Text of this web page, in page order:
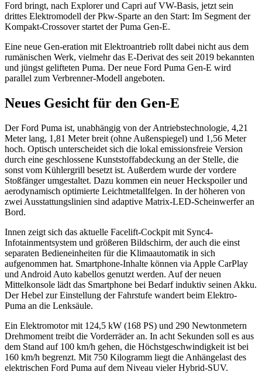
Ford bringt, nach Explorer und Capri auf VW-Basis, jetzt sein
drittes Elektromodell der Pkw-Sparte an den Start: Im Segment der
Kompakt-Crossover startet der Puma Gen-E.
Eine neue Gen-eration mit Elektroantrieb rollt dabei nicht aus dem
rumänischen Werk, vielmehr das E-Derivat des seit 2019 bekannten
und jüngst gelifteten Puma. Der neue Ford Puma Gen-E wird
parallel zum Verbrenner-Modell angeboten.
Neues Gesicht für den Gen-E
Der Ford Puma ist, unabhängig von der Antriebstechnologie, 4,21
Meter lang, 1,81 Meter breit (ohne Außenspiegel) und 1,56 Meter
hoch. Optisch unterscheidet sich die lokal emissionsfreie Version
durch eine geschlossene Kunststoffabdeckung an der Stelle, die
sonst vom Kühlergrill besetzt ist. Außerdem wurde der vordere
Stoßfänger umgestaltet. Dazu kommen ein neuer Heckspoiler und
aerodynamisch optimierte Leichtmetallfelgen. In der höheren von
zwei Ausstattungslinien sind adaptive Matrix-LED-Scheinwerfer an
Bord.
Innen zeigt sich das aktuelle Facelift-Cockpit mit Sync4-
Infotainmentsystem und größeren Bildschirm, der auch die einst
separaten Bedieneinheiten für die Klimaautomatik in sich
aufgenommen hat. Smartphone-Inhalte können via Apple CarPlay
und Android Auto kabellos genutzt werden. Auf der neuen
Mittelkonsole lädt das Smartphone bei Bedarf induktiv seinen Akku.
Der Hebel zur Einstellung der Fahrstufe wandert beim Elektro-
Puma an die Lenksäule.
Ein Elektromotor mit 124,5 kW (168 PS) und 290 Newtonmetern
Drehmoment treibt die Vorderräder an. In acht Sekunden soll es aus
dem Stand auf 100 km/h gehen, die Höchstgeschwindigkeit ist bei
160 km/h begrenzt. Mit 750 Kilogramm liegt die Anhängelast des
elektrischen Ford Puma auf dem Niveau vieler Hybrid-SUV.